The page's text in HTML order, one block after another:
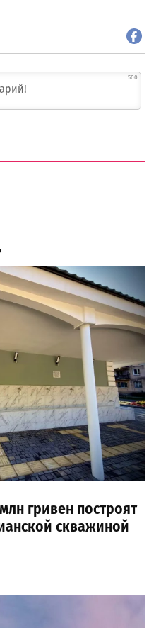
500
гривен построят
скважиной